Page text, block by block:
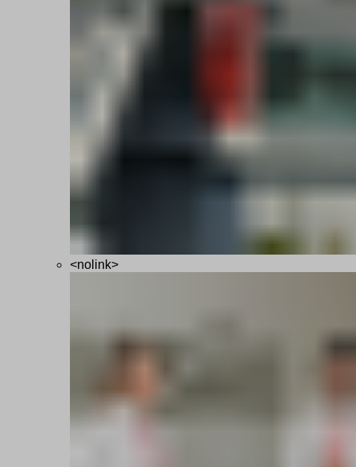
<nolink>